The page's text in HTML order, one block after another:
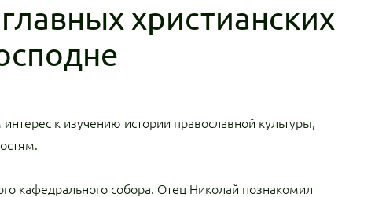
христианских
к изучению истории православной культуры,
кафедрального собора. Отец Николай познакомил